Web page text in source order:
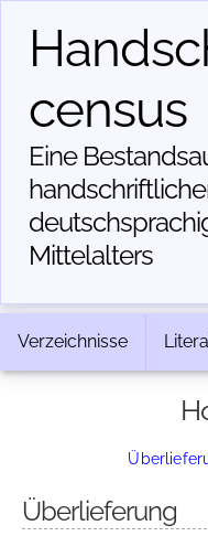
census
Eine
Mittelalters
Verzeichnisse
Überlieferung